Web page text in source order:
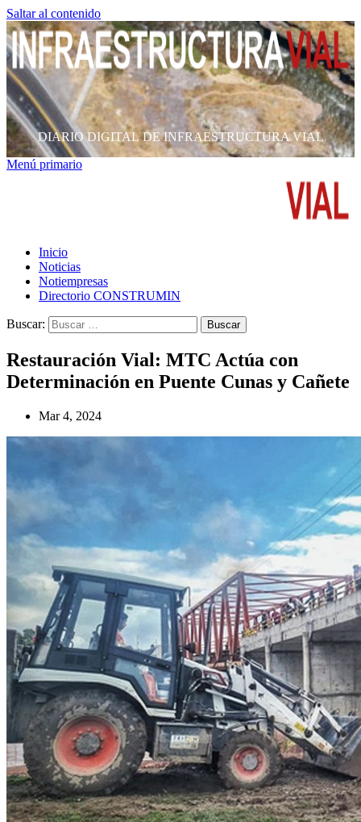
Saltar al contenido
DIARIO DIGITAL DE INFRAESTRUCTURA VIAL
Menú primario
Inicio
Noticias
Notiempresas
Directorio CONSTRUMIN
Buscar:
Restauración Vial: MTC Actúa con
Determinación en Puente Cunas y Cañete
Mar 4, 2024